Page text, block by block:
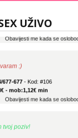
UŽIVO
- mob:1,12€ min
Obavijesti me kada se oslobodi
:)
- mob:1,12€ min
Obavijesti me kada se oslobodi
tvoj poziv!